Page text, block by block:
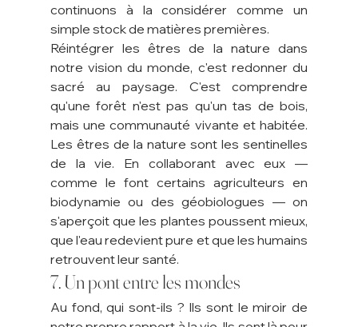
continuons à la considérer comme un
simple stock de matières premières.
Réintégrer les êtres de la nature dans
notre vision du monde, c'est redonner du
sacré au paysage. C'est comprendre
qu'une forêt n'est pas qu'un tas de bois,
mais une communauté vivante et habitée.
Les êtres de la nature sont les sentinelles
de la vie. En collaborant avec eux —
comme le font certains agriculteurs en
biodynamie ou des géobiologues — on
s'aperçoit que les plantes poussent mieux,
que l'eau redevient pure et que les humains
retrouvent leur santé.
7. Un pont entre les mondes
Au fond, qui sont-ils ? Ils sont le miroir de